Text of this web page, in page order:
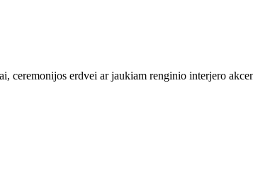
ceremonijos erdvei ar jaukiam renginio interjero